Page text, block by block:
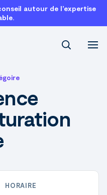
autour de l’expertise
HORAIRE